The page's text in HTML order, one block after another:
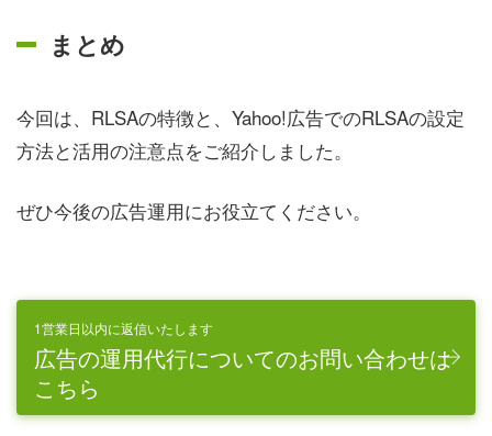
まとめ
今回は、RLSAの特徴と、Yahoo!広告でのRLSAの設定
方法と活用の注意点をご紹介しました。
ぜひ今後の広告運用にお役立てください。
1営業日以内に返信いたします
広告の運用代行についてのお問い合わせは
こちら